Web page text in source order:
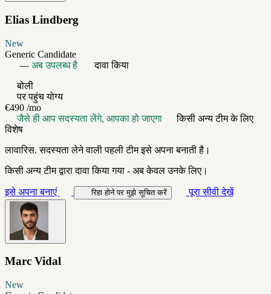
Elias Lindberg
New
Generic Candidate
— अब उपलब्ध है
दावा किया
बोली
पर पहुंच योग्य
€490 /mo
जैसे ही आप सदस्यता लेंगे, आपका हो जाएगा
किसी अन्य टीम के लिए
विशेष
लावारिस. सदस्यता लेने वाली पहली टीम इसे अपना बनाती है।
किसी अन्य टीम द्वारा दावा किया गया - अब केवल उनके लिए।
इसे अपना बनाएं रिहा होने पर मुझे सूचित करें पूरा सीवी देखें
Marc Vidal
New